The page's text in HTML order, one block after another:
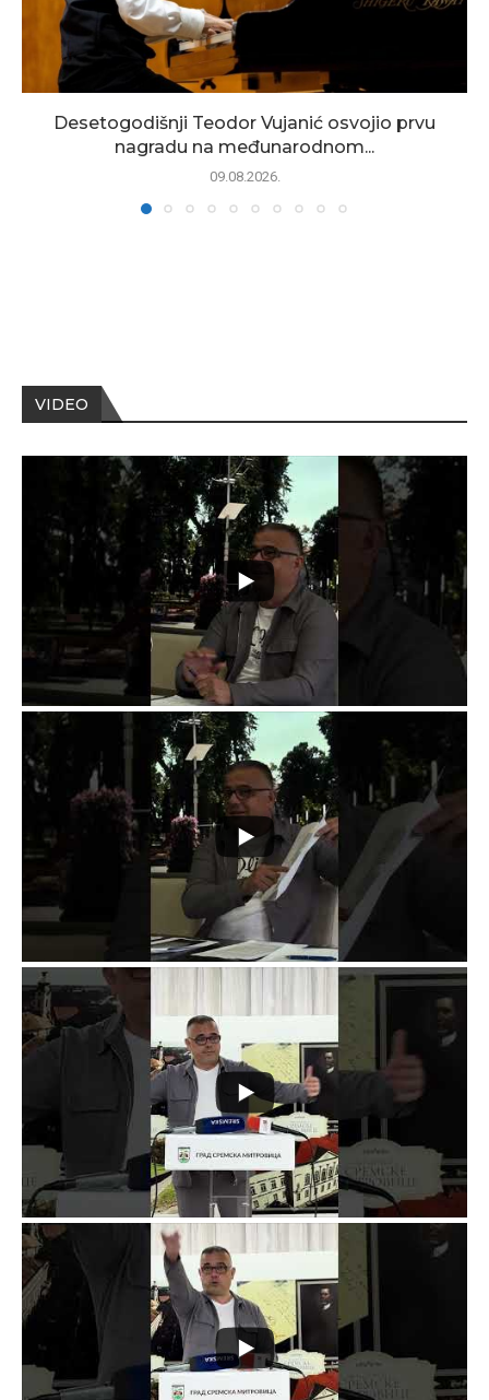
Desetogodišnji Teodor Vujanić osvojio prvu
nagradu na međunarodnom...
09.08.2026.
VIDEO